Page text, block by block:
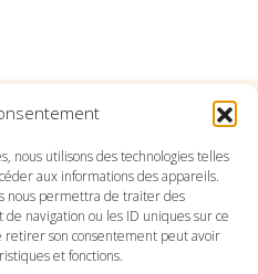
nous utilisons des technologies telles
aux informations des appareils.
nous permettra de traiter des
navigation ou les ID uniques sur ce
retirer son consentement peut avoir
et fonctions.
du Pays Basque sur les